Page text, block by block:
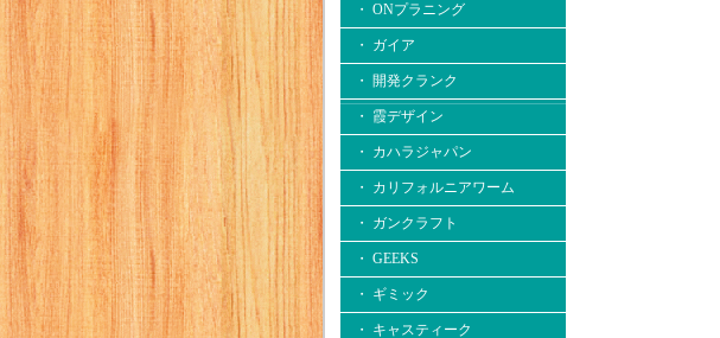
・ ONプラニング
・ ガイア
・ 開発クランク
・ 霞デザイン
・ カハラジャパン
・ カリフォルニアワーム
・ ガンクラフト
・ GEEKS
・ ギミック
・ キャスティーク